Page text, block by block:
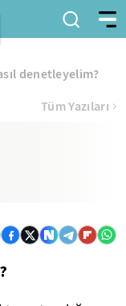
denetleyelim?
Tüm Yazıları